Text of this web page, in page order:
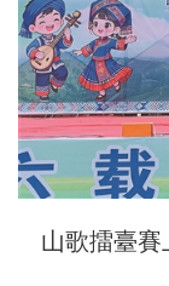
山歌擂臺賽